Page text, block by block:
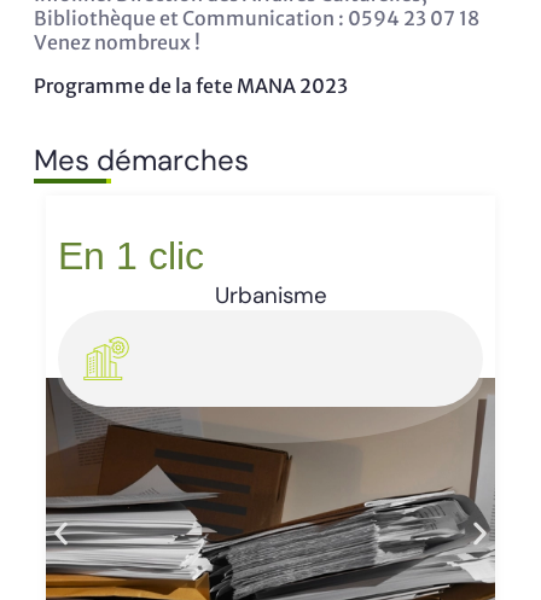
Bibliothèque et Communication : 0594 23 07 18
Venez nombreux !
Programme de la fete MANA 2023
Mes démarches
En 1 clic
Urbanisme